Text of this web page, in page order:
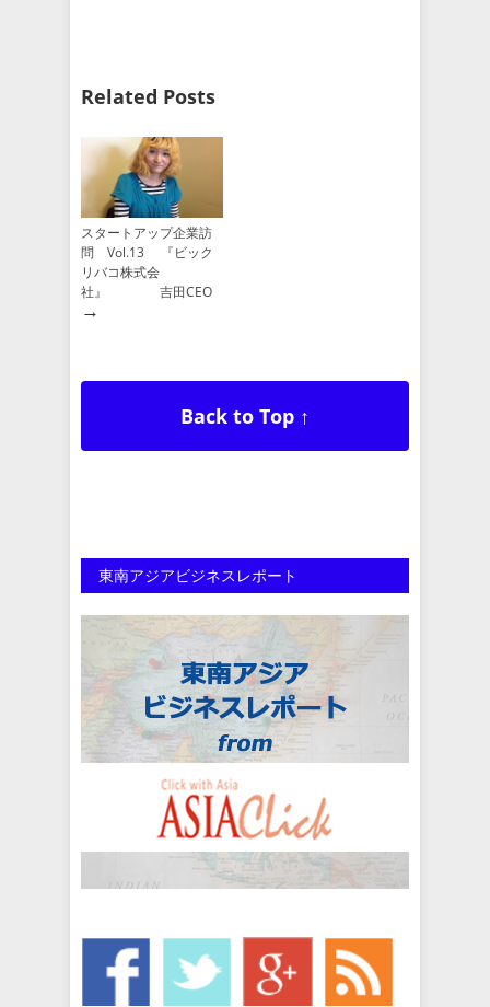
Related Posts
スタートアップ企業訪
問 Vol.13 『ビック
リバコ株式会
社』 吉田CEO
→
Back to Top ↑
東南アジアビジネスレポート